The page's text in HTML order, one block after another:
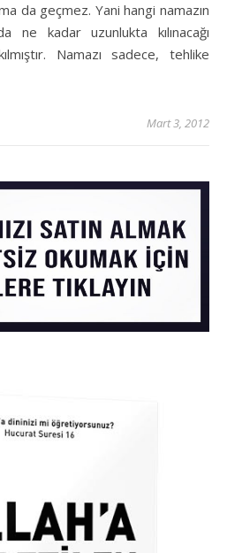
da geçmez. Yani hangi namazın
ne kadar uzunlukta kılınacağı
Namazı sadece, tehlike
Mart 3, 2012